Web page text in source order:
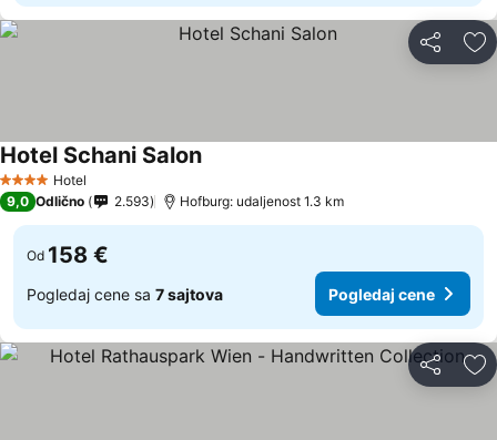
Deli
4 ZvezdiceHotel
Hotel Schani Salon
9,0 Odlično 2.593 Hofburg: udaljenost 1.3 km
Od 158 €
Pogledaj cene sa 7 sajtova Pogledaj cene
Deli